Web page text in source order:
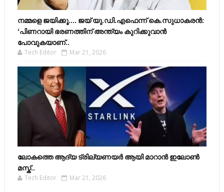
നമ്മളെ ജയിക്കൂ.... ജയ് യു.ഡി.എഫെന്ന് കെ.സുധാകരൻ:
‘പിണറായി ഭരണത്തിന് അന്ത്യം കുറിക്കുവാൻ
പോവുകയാണ്..
Tech Editor Mar 21, 2026
ലോകത്തെ ആദ്യ ട്രില്യണയർ ആയി മാറാൻ ഇലോൺ
മസ്ക്..
Tech Editor Mar 21, 2026